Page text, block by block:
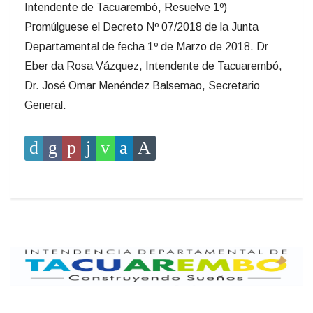
Intendente de Tacuarembó, Resuelve 1º)
Promúlguese el Decreto Nº 07/2018 de la Junta
Departamental de fecha 1º de Marzo de 2018. Dr
Eber da Rosa Vázquez, Intendente de Tacuarembó,
Dr. José Omar Menéndez Balsemao, Secretario
General.